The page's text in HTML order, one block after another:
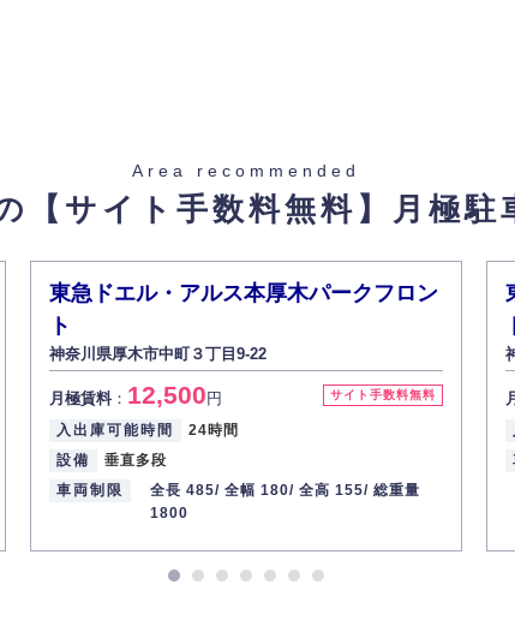
を除き、お客様の個人情報をご本人の同意なく第三者に提供いたしませ
た場合、すみやかに開示いたします（ご本人であることが確認できな
正・追加・削除の請求がある場合は適切に対応いたします。
要性を理解し、より適切に管理するよう社内教育を実施してまいります
Area recommended
【サイト手数料無料】 月極駐
東急ドエル・アルス本厚木パークフロン
ト
神奈川県厚木市中町３丁目9-22
サイト手数料無料
月極賃料： 12,500円
入出庫可能時間
24時間
設備
垂直多段
車両制限
全長 485/ 全幅 180/ 全高 155/ 総重量
1800